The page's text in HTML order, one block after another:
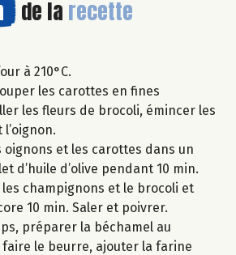
de la recette
à 210°C.
les carottes en fines
les fleurs de brocoli, émincer les
oignons et les carottes dans un
d’huile d’olive pendant 10 min.
champignons et le brocoli et
10 min. Saler et poivrer.
préparer la béchamel au
le beurre, ajouter la farine